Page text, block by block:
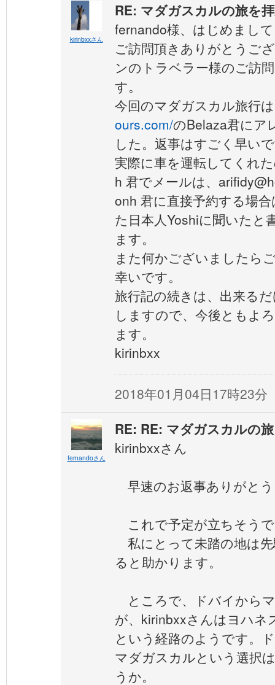
kirinbxxさん
RE: マダガスカルの旅を
fernando様、はじめまし
ご訪問頂きありがとうご
ンのトラベラー様のご訪
す。
今回のマダガスカル旅行
ours.com/のBelaza君にア
した。返事はすごく早い
実際に車を運転してくれ
h 君でメールは、
onh 君に直接予約する場
た日本人Yoshiに聞いたと
ます。
また何かございましたら
幸いです。
旅行記の続きは、出来る
しますので、今後ともよ
ます。
kirinbxx
2018年01月04日17時23分
fernandoさん
RE: RE: マダガスカルの
kirinbxxさん
早速のお返事ありがと
これで予定が立ちそう
私にとって未踏の地は
ると助かります。
ところで、ドバイから
が、kirinbxxさんはヨハネ
という経路のようです。
マダガスカルという選択
うか。